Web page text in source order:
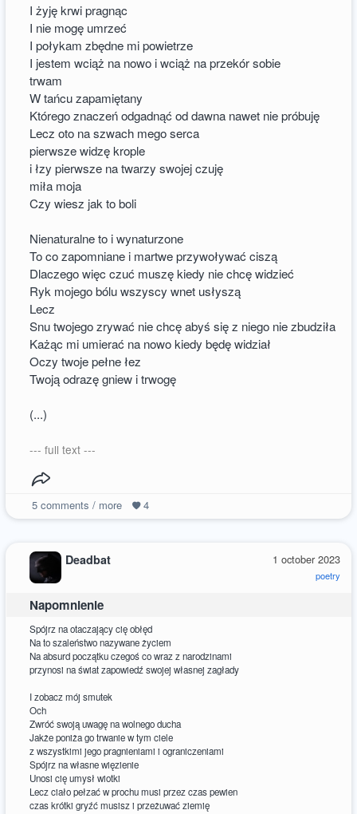
I żyję krwi pragnąc
I nie mogę umrzeć
I połykam zbędne mi powietrze
I jestem wciąż na nowo i wciąż na przekór sobie
trwam
W tańcu zapamiętany
Którego znaczeń odgadnąć od dawna nawet nie próbuję
Lecz oto na szwach mego serca
pierwsze widzę krople
i łzy pierwsze na twarzy swojej czuję
miła moja
Czy wiesz jak to boli
Nienaturalne to i wynaturzone
To co zapomniane i martwe przywoływać ciszą
Dlaczego więc czuć muszę kiedy nie chcę widzieć
Ryk mojego bólu wszyscy wnet usłyszą
Lecz
Snu twojego zrywać nie chcę abyś się z niego nie zbudziła
Każąc mi umierać na nowo kiedy będę widział
Oczy twoje pełne łez
Twoją odrazę gniew i trwogę
(...)
--- full text ---
5comments / more 4
1 october 2023
poetry
Deadbat
Napomnienie
Spójrz na otaczający cię obłęd
Na to szaleństwo nazywane życiem
Na absurd początku czegoś co wraz z narodzinami
przynosi na świat zapowiedź swojej własnej zagłady
I zobacz mój smutek
Och
Zwróć swoją uwagę na wolnego ducha
Jakże poniża go trwanie w tym ciele
z wszystkimi jego pragnieniami i ograniczeniami
Spójrz na własne więzienie
Unosi cię umysł wiotki
Lecz ciało pełzać w prochu musi przez czas pewien
czas krótki gryźć musisz i przeżuwać ziemię